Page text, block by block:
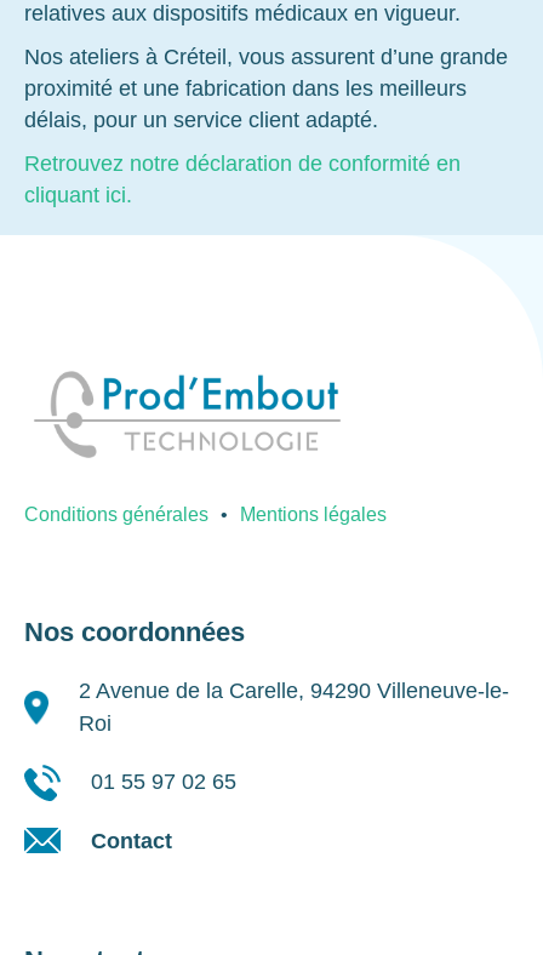
relatives aux dispositifs médicaux en vigueur.
Nos ateliers à Créteil, vous assurent d’une grande
proximité et une fabrication dans les meilleurs
délais, pour un service client adapté.
Retrouvez notre déclaration de conformité en
cliquant ici.
Conditions générales Mentions légales
Nos coordonnées
2 Avenue de la Carelle, 94290 Villeneuve-le-
Roi
01 55 97 02 65
Contact